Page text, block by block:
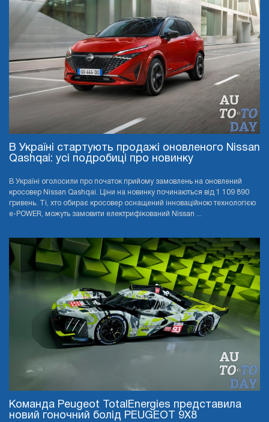
В Україні стартують продажі оновленого Nissan
Qashqai: усі подробиці про новинку
В Україні оголосили про початок прийому замовлень на оновлений
кросовер Nissan Qashqai. Ціни на новинку починаються від 1 109 890
гривень. Ті, хто обирає кросовер оснащений інноваційною технологією
e-POWER, можуть замовити електрифікований Nissan ...
Команда Peugeot TotalEnergies представила
новий гоночний болід PEUGEOT 9X8